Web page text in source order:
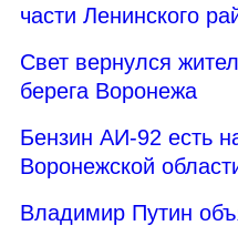
части Ленинского
Свет вернулся
берега Воронежа
Бензин АИ-92 есть
Воронежской
Владимир Путин